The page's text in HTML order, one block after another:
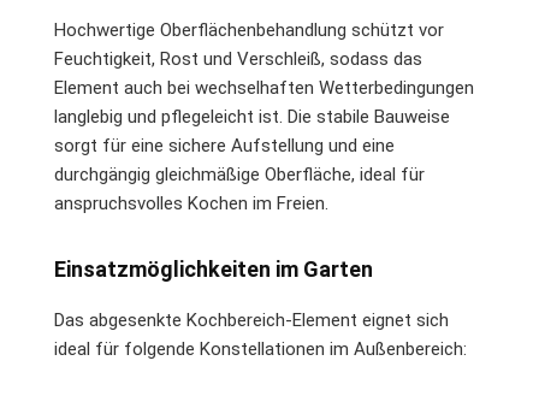
Hochwertige Oberflächenbehandlung schützt vor
Feuchtigkeit, Rost und Verschleiß, sodass das
Element auch bei wechselhaften Wetterbedingungen
langlebig und pflegeleicht ist. Die stabile Bauweise
sorgt für eine sichere Aufstellung und eine
durchgängig gleichmäßige Oberfläche, ideal für
anspruchsvolles Kochen im Freien.
Einsatzmöglichkeiten im Garten
Das abgesenkte Kochbereich-Element eignet sich
ideal für folgende Konstellationen im Außenbereich: